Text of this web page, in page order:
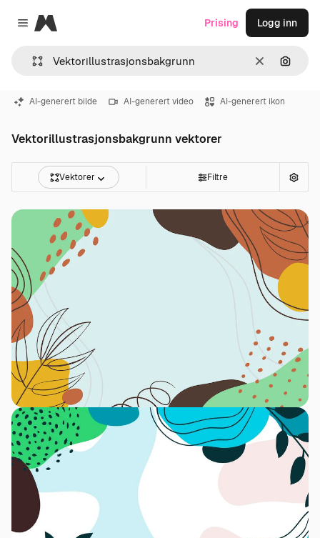
Close menu
Magnific
Slett Søk
Prising Logg inn
AI-generert bilde AI-generert video AI-generert ikon
Vektorillustrasjonsbakgrunn vektorer
Vektorer Filtre